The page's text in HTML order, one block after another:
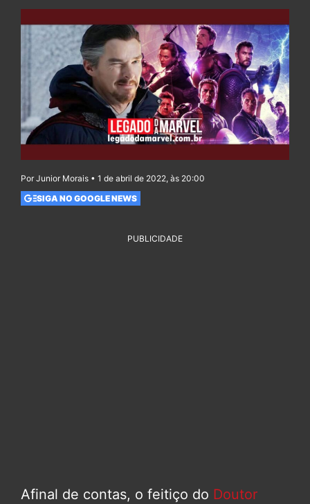
Por Junior Morais • 1 de abril de 2022, às 20:00
SIGA NO GOOGLE NEWS
PUBLICIDADE
Afinal de contas, o feitiço do Doutor